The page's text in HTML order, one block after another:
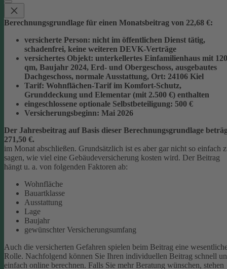
Berechnungsgrundlage für einen Monatsbeitrag von 22,68 €:
versicherte Person: nicht im öffentlichen Dienst tätig,
schadenfrei, keine weiteren DEVK-Verträge
versichertes Objekt: unterkellertes Einfamilienhaus mit 120
qm, Baujahr 2024, Erd- und Obergeschoss, ausgebautes
Dachgeschoss, normale Ausstattung, Ort: 24106 Kiel
Tarif: Wohnflächen-Tarif im Komfort-Schutz,
Grunddeckung und Elementar (mit 2.500 €) enthalten
eingeschlossene optionale Selbstbeteiligung: 500 €
Versicherungsbeginn: Mai 2026
Der Jahresbeitrag auf Basis dieser Berechnungsgrundlage
271,50 €.
im Monat abschließen. Grundsätzlich ist es aber gar nicht so einfach
sagen, wie viel eine Gebäudeversicherung kosten wird. Der Beitrag
hängt u. a. von folgenden Faktoren ab:
Wohnfläche
Bauartklasse
Ausstattung
Lage
Baujahr
gewünschter Versicherungsumfang
Auch die versicherten Gefahren spielen beim Beitrag eine
Rolle. Nachfolgend können Sie Ihren individuellen Beitrag schnell
einfach online berechnen. Falls Sie mehr Beratung wünschen, stehen